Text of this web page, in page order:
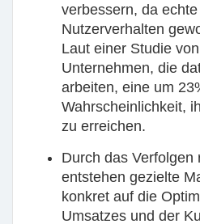
verbessern, da
Nutzerverhalten
Laut einer Studie
Unternehmen, die
arbeiten, eine um
Wahrscheinlichkeit,
zu erreichen.
Durch das Verfolgen
entstehen gezielte
konkret auf die
Umsatzes und der